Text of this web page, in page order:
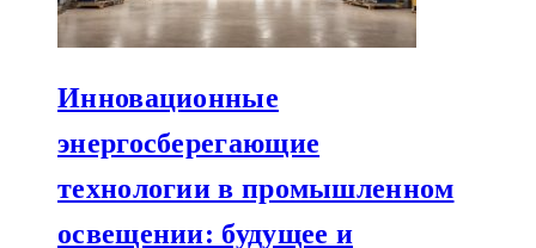
Инновационные
энергосберегающие
технологии в промышленном
освещении: будущее и